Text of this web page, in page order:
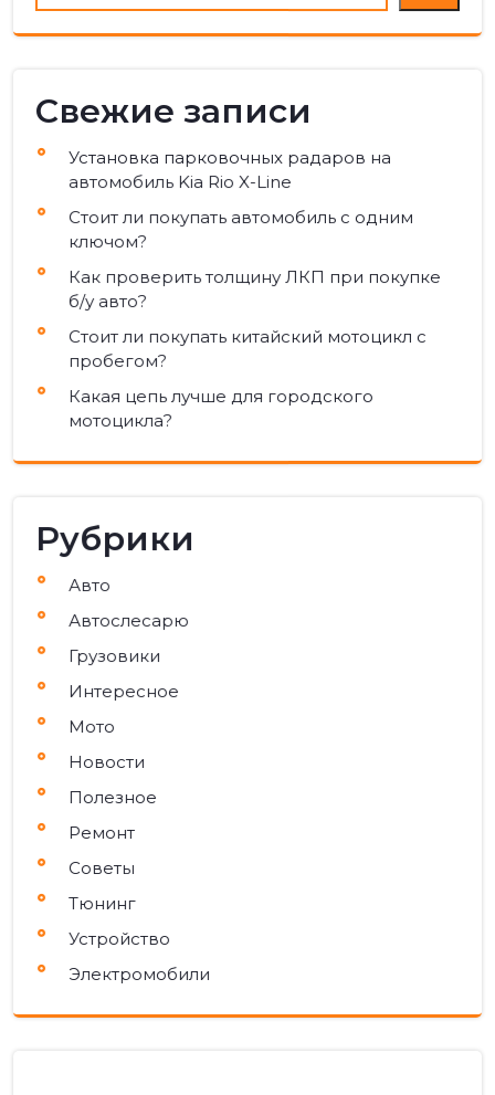
Свежие записи
Установка парковочных радаров на
автомобиль Kia Rio X-Line
Стоит ли покупать автомобиль с одним
ключом?
Как проверить толщину ЛКП при покупке
б/у авто?
Стоит ли покупать китайский мотоцикл с
пробегом?
Какая цепь лучше для городского
мотоцикла?
Рубрики
Авто
Автослесарю
Грузовики
Интересное
Мото
Новости
Полезное
Ремонт
Советы
Тюнинг
Устройство
Электромобили